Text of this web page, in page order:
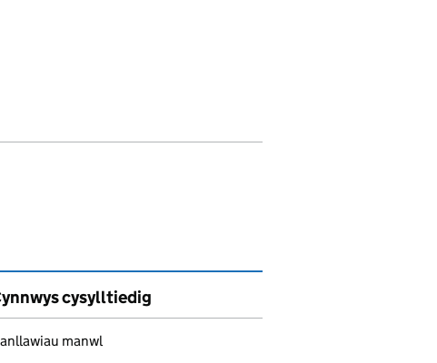
cysylltiedig
manwl